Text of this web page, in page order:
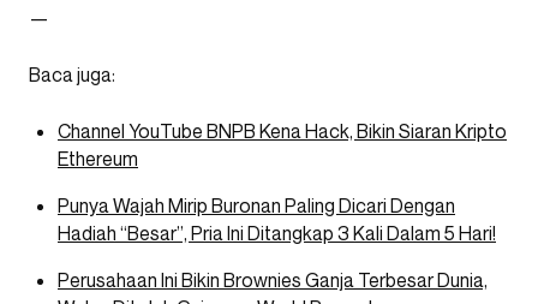
—
Baca juga:
Channel YouTube BNPB Kena Hack, Bikin Siaran Kripto
Ethereum
Punya Wajah Mirip Buronan Paling Dicari Dengan
Hadiah “Besar”, Pria Ini Ditangkap 3 Kali Dalam 5 Hari!
Perusahaan Ini Bikin Brownies Ganja Terbesar Dunia,